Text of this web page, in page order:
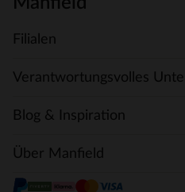
Filialen
Verantwortungsvolles
Blog & Inspiration
Über Manfield